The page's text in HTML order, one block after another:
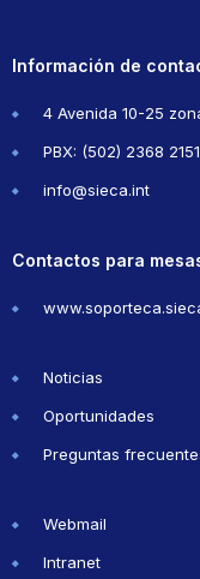
Información de
4 Avenida 10-25
PBX: (502) 2368 2151
info@sieca.int
Contactos para
Noticias
Oportunidades
Preguntas
Webmail
Intranet